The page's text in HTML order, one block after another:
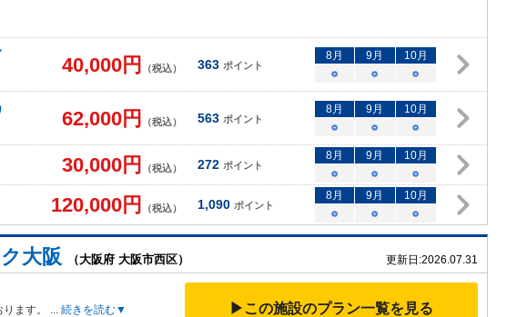
40,000円 （税込） 363 ポイント
8月 9月 10月
○
○ ○
62,000円 （税込） 563 ポイント
8月 9月 10月
○
○ ○
30,000円 （税込） 272 ポイント
8月 9月 10月
○
○ ○
120,000円 （税込） 1,090 ポイント
8月 9月 10月
○
○ ○
大阪 （大阪府 大阪市西区） 更新日:2026.07.31
ます。 ... 続きを読む▼
▶この施設のプラン一覧を見る